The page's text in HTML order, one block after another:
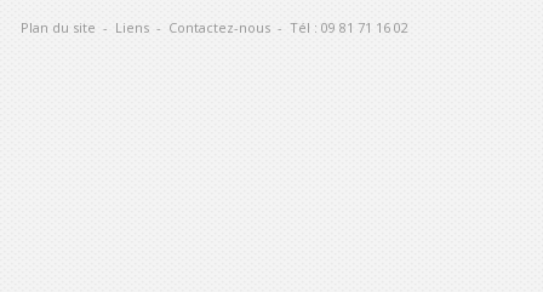
Plan du site - Liens - Contactez-nous - Tél : 09 81 71 16 02